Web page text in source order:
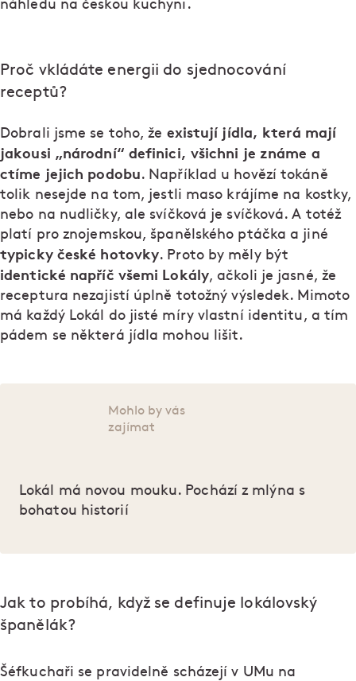
náhledu na českou kuchyni.
Proč vkládáte energii do sjednocování
receptů?
Dobrali jsme se toho, že existují jídla, která mají
jakousi „národní“ definici, všichni je známe a
ctíme jejich podobu. Například u hovězí tokáně
tolik nesejde na tom, jestli maso krájíme na kostky,
nebo na nudličky, ale svíčková je svíčková. A totéž
platí pro znojemskou, španělského ptáčka a jiné
typicky české hotovky. Proto by měly být
identické napříč všemi Lokály, ačkoli je jasné, že
receptura nezajistí úplně totožný výsledek. Mimoto
má každý Lokál do jisté míry vlastní identitu, a tím
pádem se některá jídla mohou lišit.
Mohlo by vás
zajímat
Lokál má novou mouku. Pochází z mlýna s
bohatou historií
Jak to probíhá, když se definuje lokálovský
španělák?
Šéfkuchaři se pravidelně scházejí v UMu na